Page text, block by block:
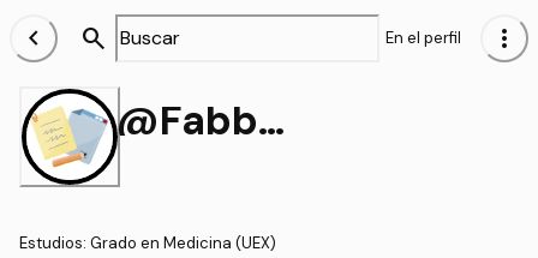
chevron_left search En el perfil more_vert
@Fabbbi
Estudios: Grado en Medicina (UEX)